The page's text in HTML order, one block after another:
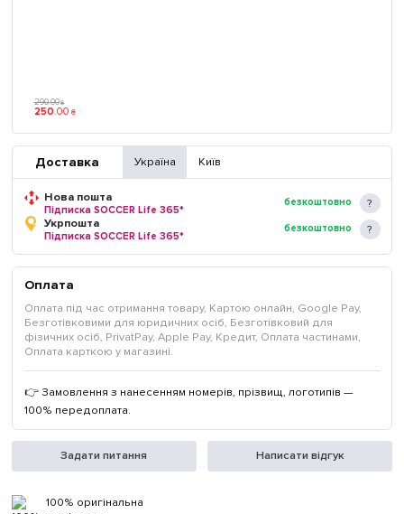
290.00 ₴
250 00 ₴
Доставка Україна Київ
Нова пошта
Підписка SOCCER Life 365*
безкоштовно
Укрпошта
Підписка SOCCER Life 365*
безкоштовно
Оплата
Оплата під час отримання товару, Картою онлайн, Google Pay,
Безготівковими для юридичних осіб, Безготівковий для
фізичних осіб, PrivatPay, Apple Pay, Кредит, Оплата частинами,
Оплата карткою у магазині.
👉 Замовлення з нанесенням номерів, прізвищ, логотипів —
100% передоплата.
Задати питання Написати відгук
100% оригінальна